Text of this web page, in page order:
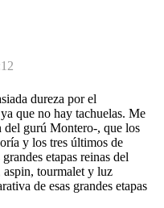
dureza por el
que no hay tachuelas. Me
del gurú Montero-, que los
y los tres últimos de
etapas reinas del
aspin, tourmalet y luz
de esas grandes etapas